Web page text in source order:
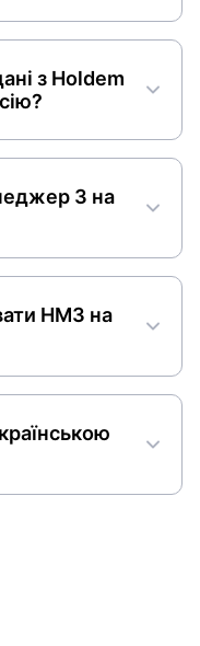
з Holdem
3 на
HM3 на